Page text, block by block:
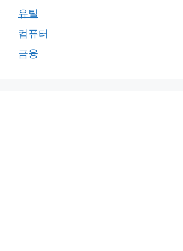
유틸
컴퓨터
금융